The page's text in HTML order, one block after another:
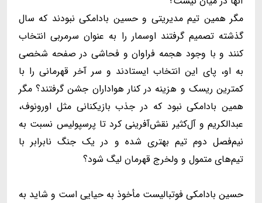
مگر همین تیم مدیریتی و حسین بادامکی نبودند که سال
گذشته تصمیم گرفتند اوسمار را به عنوان سرمربی انتخاب
کنند و با وجود هجمه فراوان و فحاشی در صفحه شخصی
به او، پای این انتخاب ایستادند و سر آخر قهرمانی را با
کمترین ریسک و هزینه در کنار هواداران جشن گرفتند؟ مگر
همین بادامکی نبود که در جذب بازیکنانی مثل اورونوف،
عبدالکریم و آل‌کثیر نقش‌آفرینی کرد تا پرسپولیس نسبت به
نیم‌فصل دوم تیم بهتری شده و در یک جنگ نابرابر با
تیم‌های متمول و ولخرج قهرمان لیگ شود؟
حسین بادامکی فوتبالیست مأخوذ به حیایی است و شاید به